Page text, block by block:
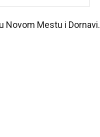
Novom Mestu i Dornavi.